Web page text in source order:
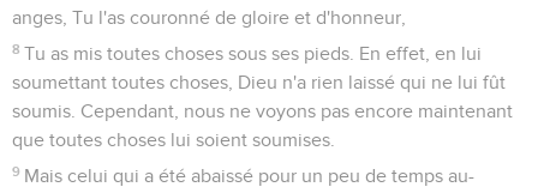
anges, Tu l'as couronné de gloire et d'honneur,
8 Tu as mis toutes choses sous ses pieds. En effet, en lui
soumettant toutes choses, Dieu n'a rien laissé qui ne lui fût
soumis. Cependant, nous ne voyons pas encore maintenant
que toutes choses lui soient soumises.
9 Mais celui qui a été abaissé pour un peu de temps au-